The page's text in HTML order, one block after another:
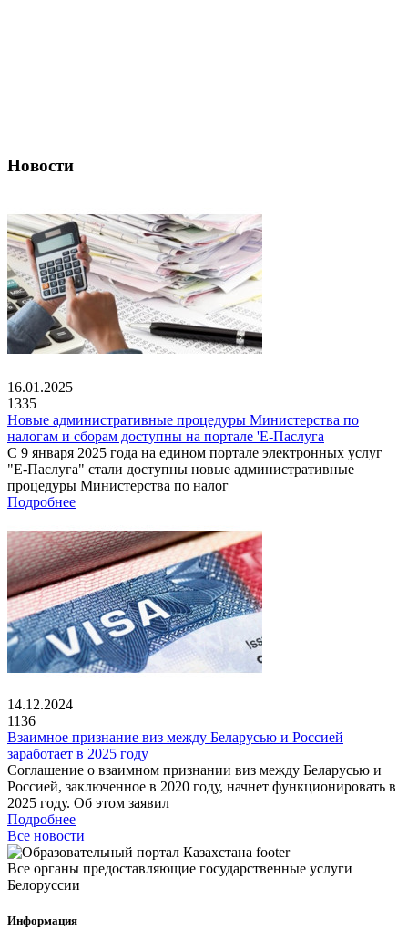
Новости
16.01.2025
1335
Новые административные процедуры Министерства по
налогам и сборам доступны на портале 'Е-Паслуга
С 9 января 2025 года на едином портале электронных услуг
"Е-Паслуга" стали доступны новые административные
процедуры Министерства по налог
Подробнее
14.12.2024
1136
Взаимное признание виз между Беларусью и Россией
заработает в 2025 году
Соглашение о взаимном признании виз между Беларусью и
Россией, заключенное в 2020 году, начнет функционировать в
2025 году. Об этом заявил
Подробнее
Все новости
Все органы предоставляющие государственные услуги
Белоруссии
Информация